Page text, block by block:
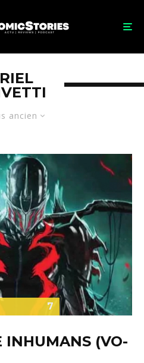
ancien
7
INHUMANS (VO-